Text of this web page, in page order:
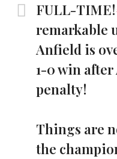
FULL-TIME!
remarkable
Anfield is
1-0 win after
penalty!
Things are
the